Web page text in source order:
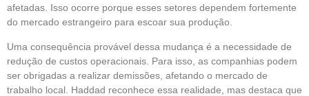
afetadas. Isso ocorre porque esses setores dependem fortemente
do mercado estrangeiro para escoar sua produção.
Uma consequência provável dessa mudança é a necessidade de
redução de custos operacionais. Para isso, as companhias podem
ser obrigadas a realizar demissões, afetando o mercado de
trabalho local. Haddad reconhece essa realidade, mas destaca que